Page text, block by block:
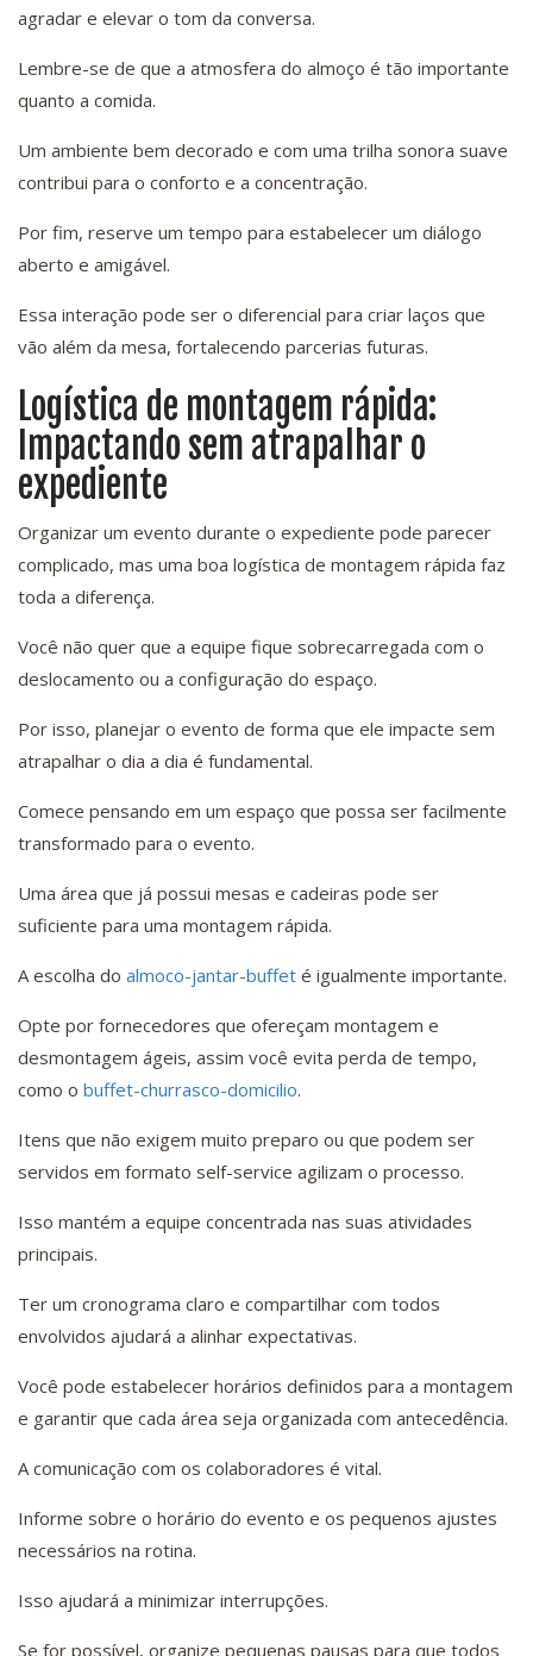
agradar e elevar o tom da conversa.
Lembre-se de que a atmosfera do almoço é tão importante
quanto a comida.
Um ambiente bem decorado e com uma trilha sonora suave
contribui para o conforto e a concentração.
Por fim, reserve um tempo para estabelecer um diálogo
aberto e amigável.
Essa interação pode ser o diferencial para criar laços que
vão além da mesa, fortalecendo parcerias futuras.
Logística de montagem rápida:
Impactando sem atrapalhar o
expediente
Organizar um evento durante o expediente pode parecer
complicado, mas uma boa logística de montagem rápida faz
toda a diferença.
Você não quer que a equipe fique sobrecarregada com o
deslocamento ou a configuração do espaço.
Por isso, planejar o evento de forma que ele impacte sem
atrapalhar o dia a dia é fundamental.
Comece pensando em um espaço que possa ser facilmente
transformado para o evento.
Uma área que já possui mesas e cadeiras pode ser
suficiente para uma montagem rápida.
A escolha do almoco-jantar-buffet é igualmente importante.
Opte por fornecedores que ofereçam montagem e
desmontagem ágeis, assim você evita perda de tempo,
como o buffet-churrasco-domicilio.
Itens que não exigem muito preparo ou que podem ser
servidos em formato self-service agilizam o processo.
Isso mantém a equipe concentrada nas suas atividades
principais.
Ter um cronograma claro e compartilhar com todos
envolvidos ajudará a alinhar expectativas.
Você pode estabelecer horários definidos para a montagem
e garantir que cada área seja organizada com antecedência.
A comunicação com os colaboradores é vital.
Informe sobre o horário do evento e os pequenos ajustes
necessários na rotina.
Isso ajudará a minimizar interrupções.
Se for possível, organize pequenas pausas para que todos